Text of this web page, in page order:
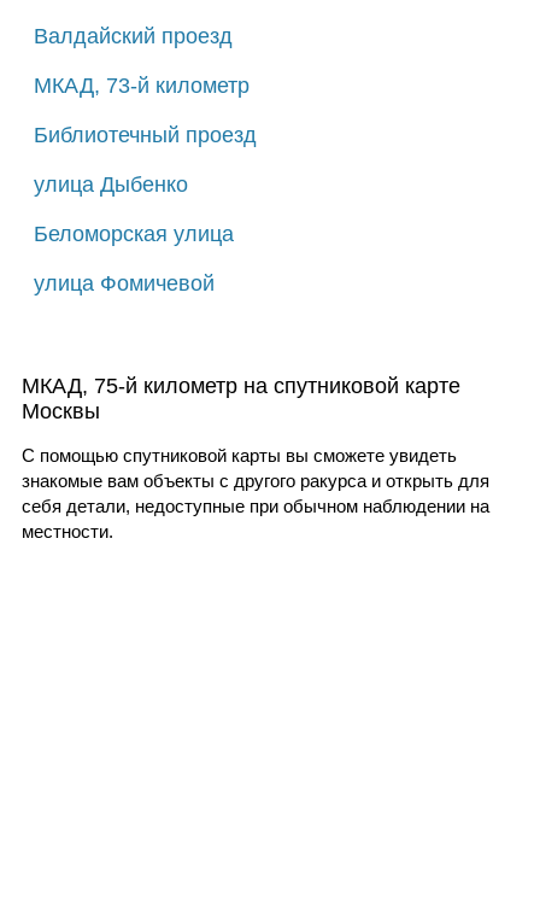
Валдайский проезд
МКАД, 73-й километр
Библиотечный проезд
улица Дыбенко
Беломорская улица
улица Фомичевой
МКАД, 75-й километр на спутниковой карте
Москвы
С помощью спутниковой карты вы сможете увидеть
знакомые вам объекты с другого ракурса и открыть для
себя детали, недоступные при обычном наблюдении на
местности.